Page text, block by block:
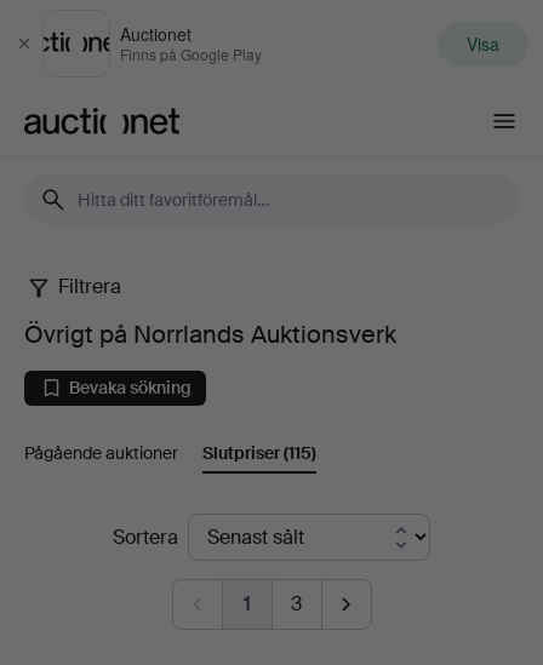
Stäng
Auctionet
Finns på Google Play Visa
Övrigt
på
Norrlands
Auktionsverk
Filtrera
Övrigt på Norrlands Auktionsverk
Bevaka sökning
Pågående auktioner Slutpriser(115)
SlutpriserSortera
1 3